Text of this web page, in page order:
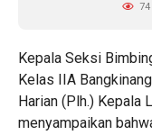
74
Kepala Seksi
Kelas IIA
Harian (Plh.) Kepala
menyampaikan